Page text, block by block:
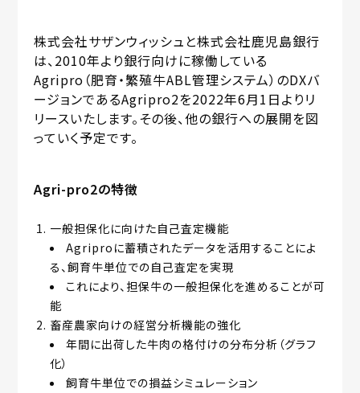
株式会社サザンウィッシュと株式会社鹿児島銀行
は、2010年より銀行向けに稼働している
Agripro（肥育・繁殖牛ABL管理システム）のDXバ
ージョンであるAgripro2を2022年6月1日よりリ
リースいたします。その後、他の銀行への展開を図
っていく予定です。
Agri-pro2の特徴
一般担保化に向けた自己査定機能
Agriproに蓄積されたデータを活用することによ
る、飼育牛単位での自己査定を実現
これにより、担保牛の一般担保化を進めることが可
能
畜産農家向けの経営分析機能の強化
年間に出荷した牛肉の格付けの分布分析（グラフ
化）
飼育牛単位での損益シミュレーション